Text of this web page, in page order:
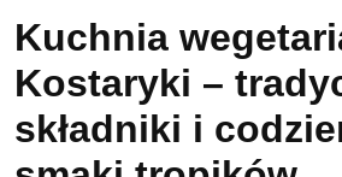
Kuchnia
Kostaryki –
składniki i